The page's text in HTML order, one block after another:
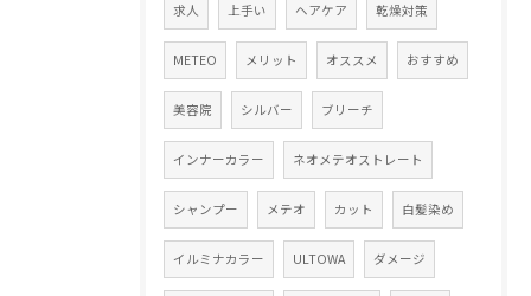
求人 上手い ヘアケア 乾燥対策
METEO メリット オススメ おすすめ
美容院 シルバー ブリーチ
インナーカラー ネオメテオストレート
シャンプー メテオ カット 白髪染め
イルミナカラー ULTOWA ダメージ